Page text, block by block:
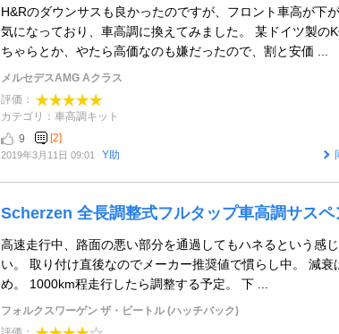
H&Rのダウンサスも良かったのですが、フロント車高が下
気になっており、車高調に換えてみました。 某ドイツ製の
ちゃらとか、やたら高価なのも嫌だったので、割と安価 ...
メルセデスAMG Aクラス
評価：
カテゴリ：車高調キット
9
[2]
2019年3月11日 09:01 Y助
Scherzen 全長調整式フルタップ車高調サスペ
高速走行中、路面の悪い部分を通過してもハネるという感
い。 取り付け直後なのでメーカー推奨値で慣らし中。 減衰
め。 1000km程走行したら調整する予定。 下 ...
フォルクスワーゲン ザ・ビートル (ハッチバック)